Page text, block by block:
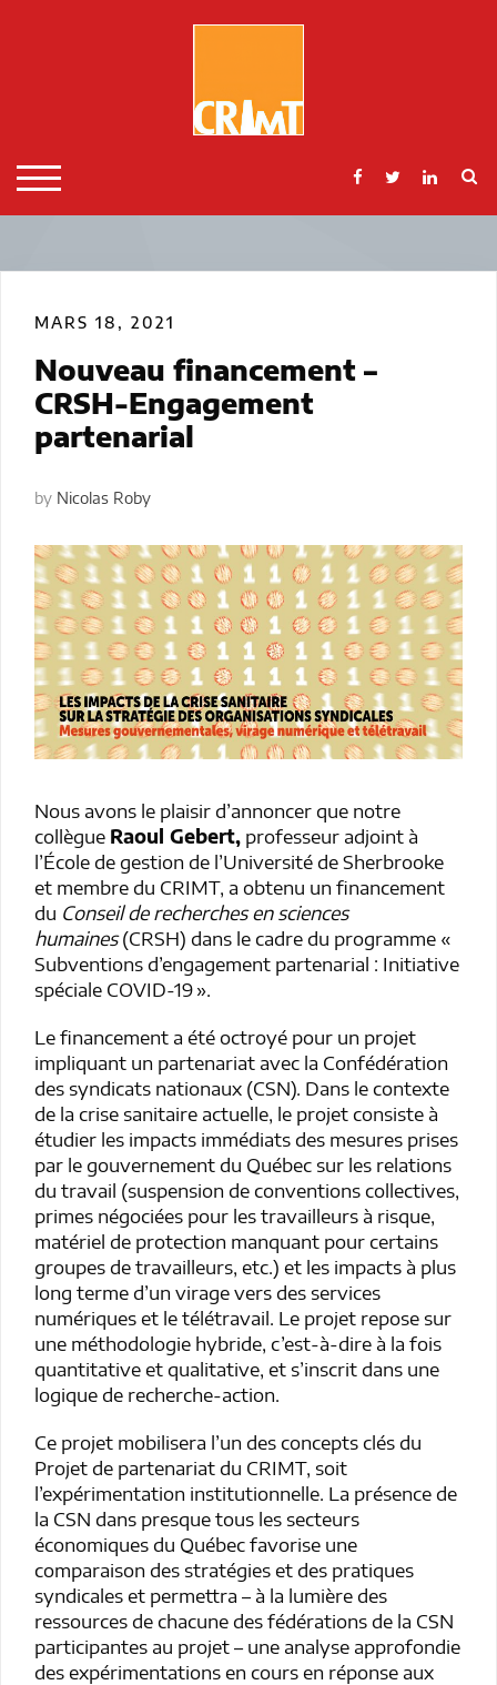
TOGGLE MOBILE MENU
MARS 18, 2021
Nouveau financement –
CRSH-Engagement
partenarial
by Nicolas Roby
Nous avons le plaisir d’annoncer que notre
collègue Raoul Gebert, professeur adjoint à
l’École de gestion de l’Université de Sherbrooke
et membre du CRIMT, a obtenu un financement
du Conseil de recherches en sciences
humaines(CRSH) dans le cadre du programme «
Subventions d’engagement partenarial : Initiative
spéciale COVID-19 ».
Le financement a été octroyé pour un projet
impliquant un partenariat avec la Confédération
des syndicats nationaux (CSN). Dans le contexte
de la crise sanitaire actuelle, le projet consiste à
étudier les impacts immédiats des mesures prises
par le gouvernement du Québec sur les relations
du travail (suspension de conventions collectives,
primes négociées pour les travailleurs à risque,
matériel de protection manquant pour certains
groupes de travailleurs, etc.) et les impacts à plus
long terme d’un virage vers des services
numériques et le télétravail. Le projet repose sur
une méthodologie hybride, c’est-à-dire à la fois
quantitative et qualitative, et s’inscrit dans une
logique de recherche-action.
Ce projet mobilisera l’un des concepts clés du
Projet de partenariat du CRIMT, soit
l’expérimentation institutionnelle. La présence de
la CSN dans presque tous les secteurs
économiques du Québec favorise une
comparaison des stratégies et des pratiques
syndicales et permettra – à la lumière des
ressources de chacune des fédérations de la CSN
participantes au projet – une analyse approfondie
des expérimentations en cours en réponse aux